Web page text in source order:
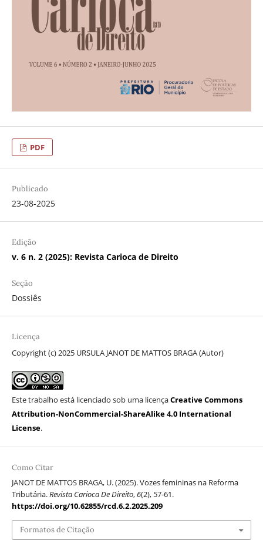
PDF
Publicado
23-08-2025
Edição
v. 6 n. 2 (2025): Revista Carioca de Direito
Seção
Dossiês
Licença
Copyright (c) 2025 URSULA JANOT DE MATTOS BRAGA (Autor)
Este trabalho está licenciado sob uma licençaCreative Commons
Attribution-NonCommercial-ShareAlike 4.0 International
License.
Como Citar
JANOT DE MATTOS BRAGA, U. (2025). Vozes femininas na Reforma
Tributária.Revista Carioca De Direito,6(2), 57-61.
https://doi.org/10.62855/rcd.6.2.2025.209
Formatos de Citação